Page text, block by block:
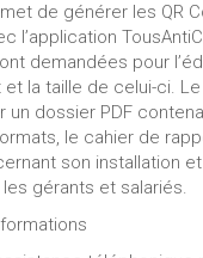
de générer les QR
l’application
demandées pour
et la taille de celui-ci.
un dossier PDF
le cahier de
son installation et
gérants et salariés.